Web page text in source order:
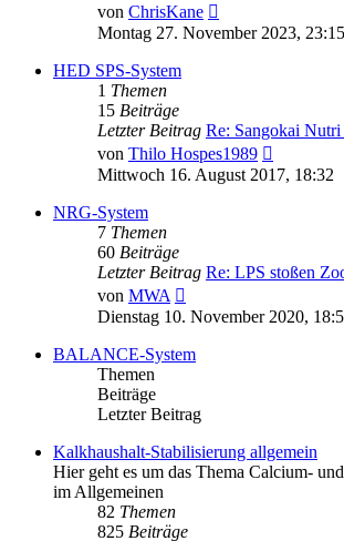
von ChrisKane
Beitrag
Montag 27. November 2023, 23:15
HED SPS-System
1 Themen
15 Beiträge
Letzter Beitrag Re: Sangokai
von Thilo Hospes1989
Beitrag
Mittwoch 16. August 2017, 18:32
NRG-System
7 Themen
60 Beiträge
Letzter Beitrag Re: LPS stoßen
von MWA
Beitrag
Dienstag 10. November 2020,
BALANCE-System
Themen
Beiträge
Letzter Beitrag
Kalkhaushalt-Stabilisierung allgemein
Hier geht es um das Thema Calcium-
im Allgemeinen
82 Themen
825 Beiträge